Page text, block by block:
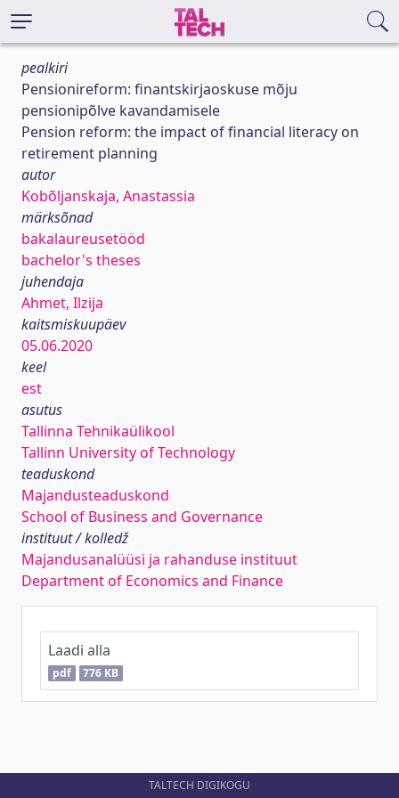
pealkiri
Pensionireform: finantskirjaoskuse mõju
pensionipõlve kavandamisele
Pension reform: the impact of financial literacy on
retirement planning
autor
Kobõljanskaja, Anastassia
märksõnad
bakalaureusetööd
bachelor's theses
juhendaja
Ahmet, Ilzija
kaitsmiskuupäev
05.06.2020
keel
est
asutus
Tallinna Tehnikaülikool
Tallinn University of Technology
teaduskond
Majandusteaduskond
School of Business and Governance
instituut / kolledž
Majandusanalüüsi ja rahanduse instituut
Department of Economics and Finance
Laadi alla
pdf 776 KB
TALTECH DIGIKOGU